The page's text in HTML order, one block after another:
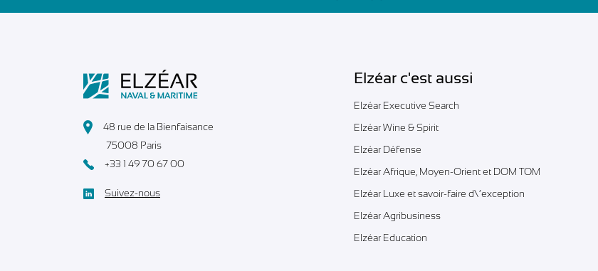
48 rue de la Bienfaisance
75008 Paris
+33 1 49 70 67 00
Suivez-nous
Elzéar c'est aussi
Elzéar Executive Search
Elzéar Wine & Spirit
Elzéar Défense
Elzéar Afrique, Moyen-Orient et DOM TOM
Elzéar Luxe et savoir-faire d\’exception
Elzéar Agribusiness
Elzéar Education